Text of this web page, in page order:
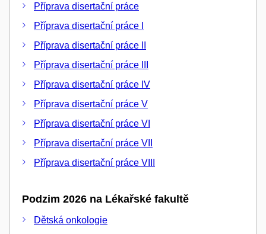
Příprava disertační práce
Příprava disertační práce I
Příprava disertační práce II
Příprava disertační práce III
Příprava disertační práce IV
Příprava disertační práce V
Příprava disertační práce VI
Příprava disertační práce VII
Příprava disertační práce VIII
Podzim 2026 na Lékařské fakultě
Dětská onkologie